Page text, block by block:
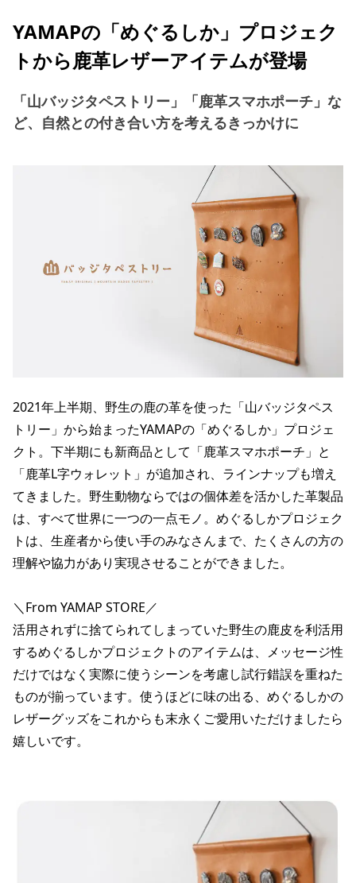
YAMAPの「めぐるしか」プロジェク
トから鹿革レザーアイテムが登場
「山バッジタペストリー」「鹿革スマホポーチ」な
ど、自然との付き合い方を考えるきっかけに
2021年上半期、野生の鹿の革を使った「山バッジタペス
トリー」から始まったYAMAPの「めぐるしか」プロジェ
クト。下半期にも新商品として「鹿革スマホポーチ」と
「鹿革L字ウォレット」が追加され、ラインナップも増え
てきました。野生動物ならではの個体差を活かした革製品
は、すべて世界に一つの一点モノ。めぐるしかプロジェク
トは、生産者から使い手のみなさんまで、たくさんの方の
理解や協力があり実現させることができました。
＼From YAMAP STORE／
活用されずに捨てられてしまっていた野生の鹿皮を利活用
するめぐるしかプロジェクトのアイテムは、メッセージ性
だけではなく実際に使うシーンを考慮し試行錯誤を重ねた
ものが揃っています。使うほどに味の出る、めぐるしかの
レザーグッズをこれからも末永くご愛用いただけましたら
嬉しいです。